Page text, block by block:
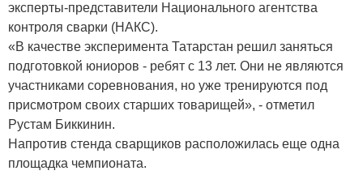
эксперты-представители Национального агентства
контроля сварки (НАКС).
«В качестве эксперимента Татарстан решил заняться
подготовкой юниоров - ребят с 13 лет. Они не являются
участниками соревнования, но уже тренируются под
присмотром своих старших товарищей», - отметил
Рустам Биккинин.
Напротив стенда сварщиков расположилась еще одна
площадка чемпионата.